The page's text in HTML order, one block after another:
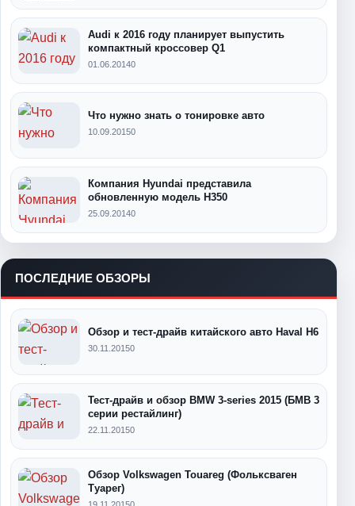
Audi к 2016 году планирует выпустить
компактный кроссовер Q1
01.06.20140
Что нужно знать о тонировке авто
10.09.20150
Компания Hyundai представила
обновленную модель H350
25.09.20140
ПОСЛЕДНИЕ ОБЗОРЫ
Обзор и тест-драйв китайского авто Haval H6
30.11.20150
Тест-драйв и обзор BMW 3-series 2015 (БМВ 3
серии рестайлинг)
22.11.20150
Обзор Volkswagen Touareg (Фольксваген
Туарег)